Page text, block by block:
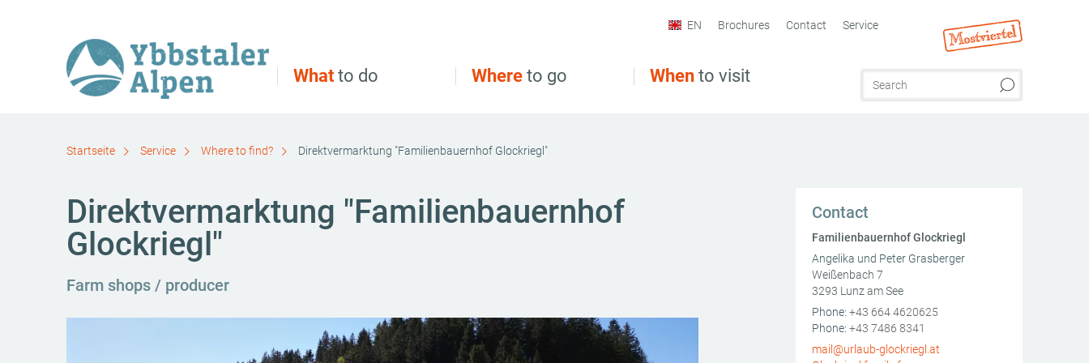
What to do Where to go When to visit
EN Brochures Contact Service
Startseite Service Where to find? Direktvermarktung "Familienbauernhof Glockriegl"
Direktvermarktung "Familienbauernhof
Glockriegl"
Farm shops / producer
Contact
Familienbauernhof Glockriegl
Angelika und Peter Grasberger
Weißenbach 7
3293 Lunz am See
AT
Phone: +43 664 4620625
Phone: +43 7486 8341
mail@urlaub-glockriegl.at